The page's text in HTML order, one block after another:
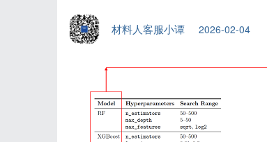
材料人客服小谭 2026-02-04